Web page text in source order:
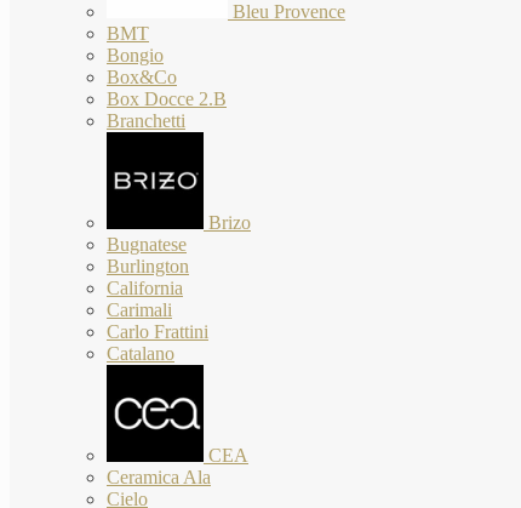
Bleu Provence
BMT
Bongio
Box&Co
Box Docce 2.B
Branchetti
Brizo
Bugnatese
Burlington
California
Carimali
Carlo Frattini
Catalano
CEA
Ceramica Ala
Cielo